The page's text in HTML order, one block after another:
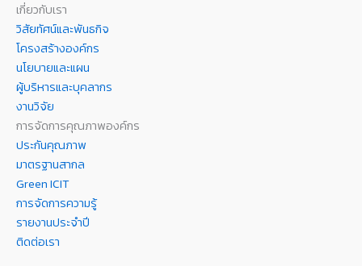
เกี่ยวกับเรา
วิสัยทัศน์และพันธกิจ
โครงสร้างองค์กร
นโยบายและแผน
ผู้บริหารและบุคลากร
งานวิจัย
การจัดการคุณภาพองค์กร
ประกันคุณภาพ
มาตรฐานสากล
Green ICIT
การจัดการความรู้
รายงานประจำปี
ติดต่อเรา